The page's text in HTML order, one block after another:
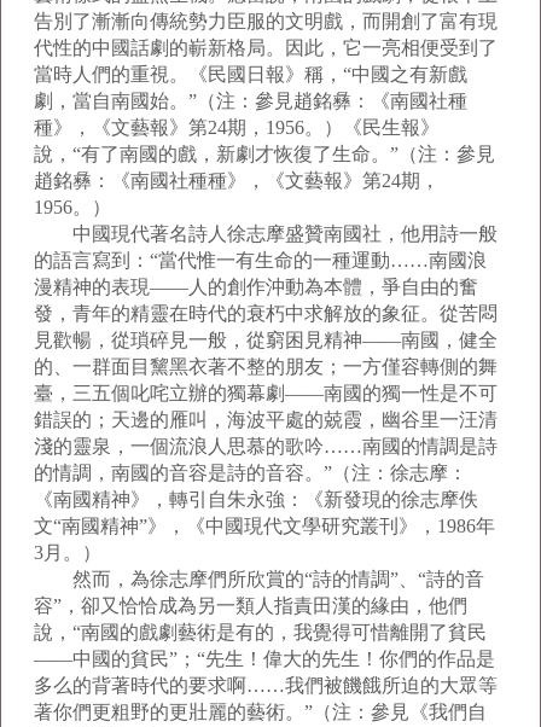
告別了漸漸向傳統勢力臣服的文明戲，而開創了富有現
代性的中國話劇的嶄新格局。因此，它一亮相便受到了
當時人們的重視。《民國日報》稱，“中國之有新戲
劇，當自南國始。”（注：參見趙銘彝：《南國社種
種》，《文藝報》第24期，1956。）《民生報》
說，“有了南國的戲，新劇才恢復了生命。”（注：參見
趙銘彝：《南國社種種》，《文藝報》第24期，
1956。）
中國現代著名詩人徐志摩盛贊南國社，他用詩一般
的語言寫到：“當代惟一有生命的一種運動……南國浪
漫精神的表現——人的創作沖動為本體，爭自由的奮
發，青年的精靈在時代的衰朽中求解放的象征。從苦悶
見歡暢，從瑣碎見一般，從窮困見精神——南國，健全
的、一群面目黧黑衣著不整的朋友；一方僅容轉側的舞
臺，三五個叱咤立辦的獨幕劇——南國的獨一性是不可
錯誤的；天邊的雁叫，海波平處的兢霞，幽谷里一汪清
淺的靈泉，一個流浪人思慕的歌吟……南國的情調是詩
的情調，南國的音容是詩的音容。”（注：徐志摩：
《南國精神》，轉引自朱永強：《新發現的徐志摩佚
文“南國精神”》，《中國現代文學研究叢刊》，1986年
3月。）
然而，為徐志摩們所欣賞的“詩的情調”、“詩的音
容”，卻又恰恰成為另一類人指責田漢的緣由，他們
說，“南國的戲劇藝術是有的，我覺得可惜離開了貧民
——中國的貧民”；“先生！偉大的先生！你們的作品是
多么的背著時代的要求啊……我們被饑餓所迫的大眾等
著你們更粗野的更壯麗的藝術。”（注：參見《我們自